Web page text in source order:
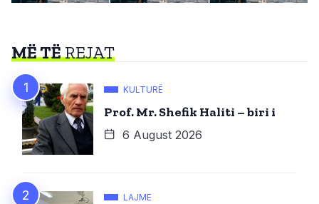
MË TËREJAT
KULTURË
Prof. Mr. Shefik Haliti – biri i
6 August 2026
LAJME